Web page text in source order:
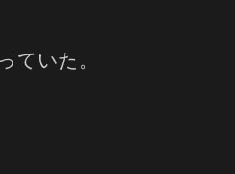
いた。